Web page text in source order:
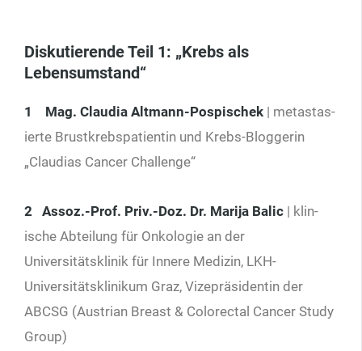
Diskutierende Teil 1: „Krebs als
Lebensumstand“
1 Mag. Claudia Altmann-Pospischek | metastas­
ierte Brustkrebspatientin und Krebs-Bloggerin
„Claudias Cancer Challenge“
2 Assoz.-Prof. Priv.-Doz. Dr. Marija Balic | klin­
ische Abteilung für Onkologie an der
Universitätsklinik für Innere Medizin, LKH-
Universitätsklinikum Graz, Vizepräsidentin der
ABCSG (Austrian Breast & Colorectal Cancer Study
Group)